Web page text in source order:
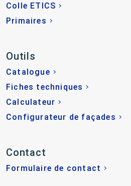
Colle ETICS
Primaires
Outils
Catalogue
Fiches techniques
Calculateur
Configurateur de façades
Contact
Formulaire de contact